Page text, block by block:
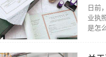
日前
业执
是怎